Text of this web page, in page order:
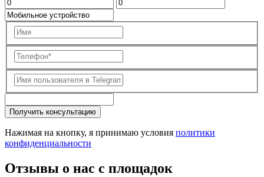
Получить консультацию
Нажимая на кнопку, я принимаю условия политики
конфиденциальности
Отзывы о нас с площадок